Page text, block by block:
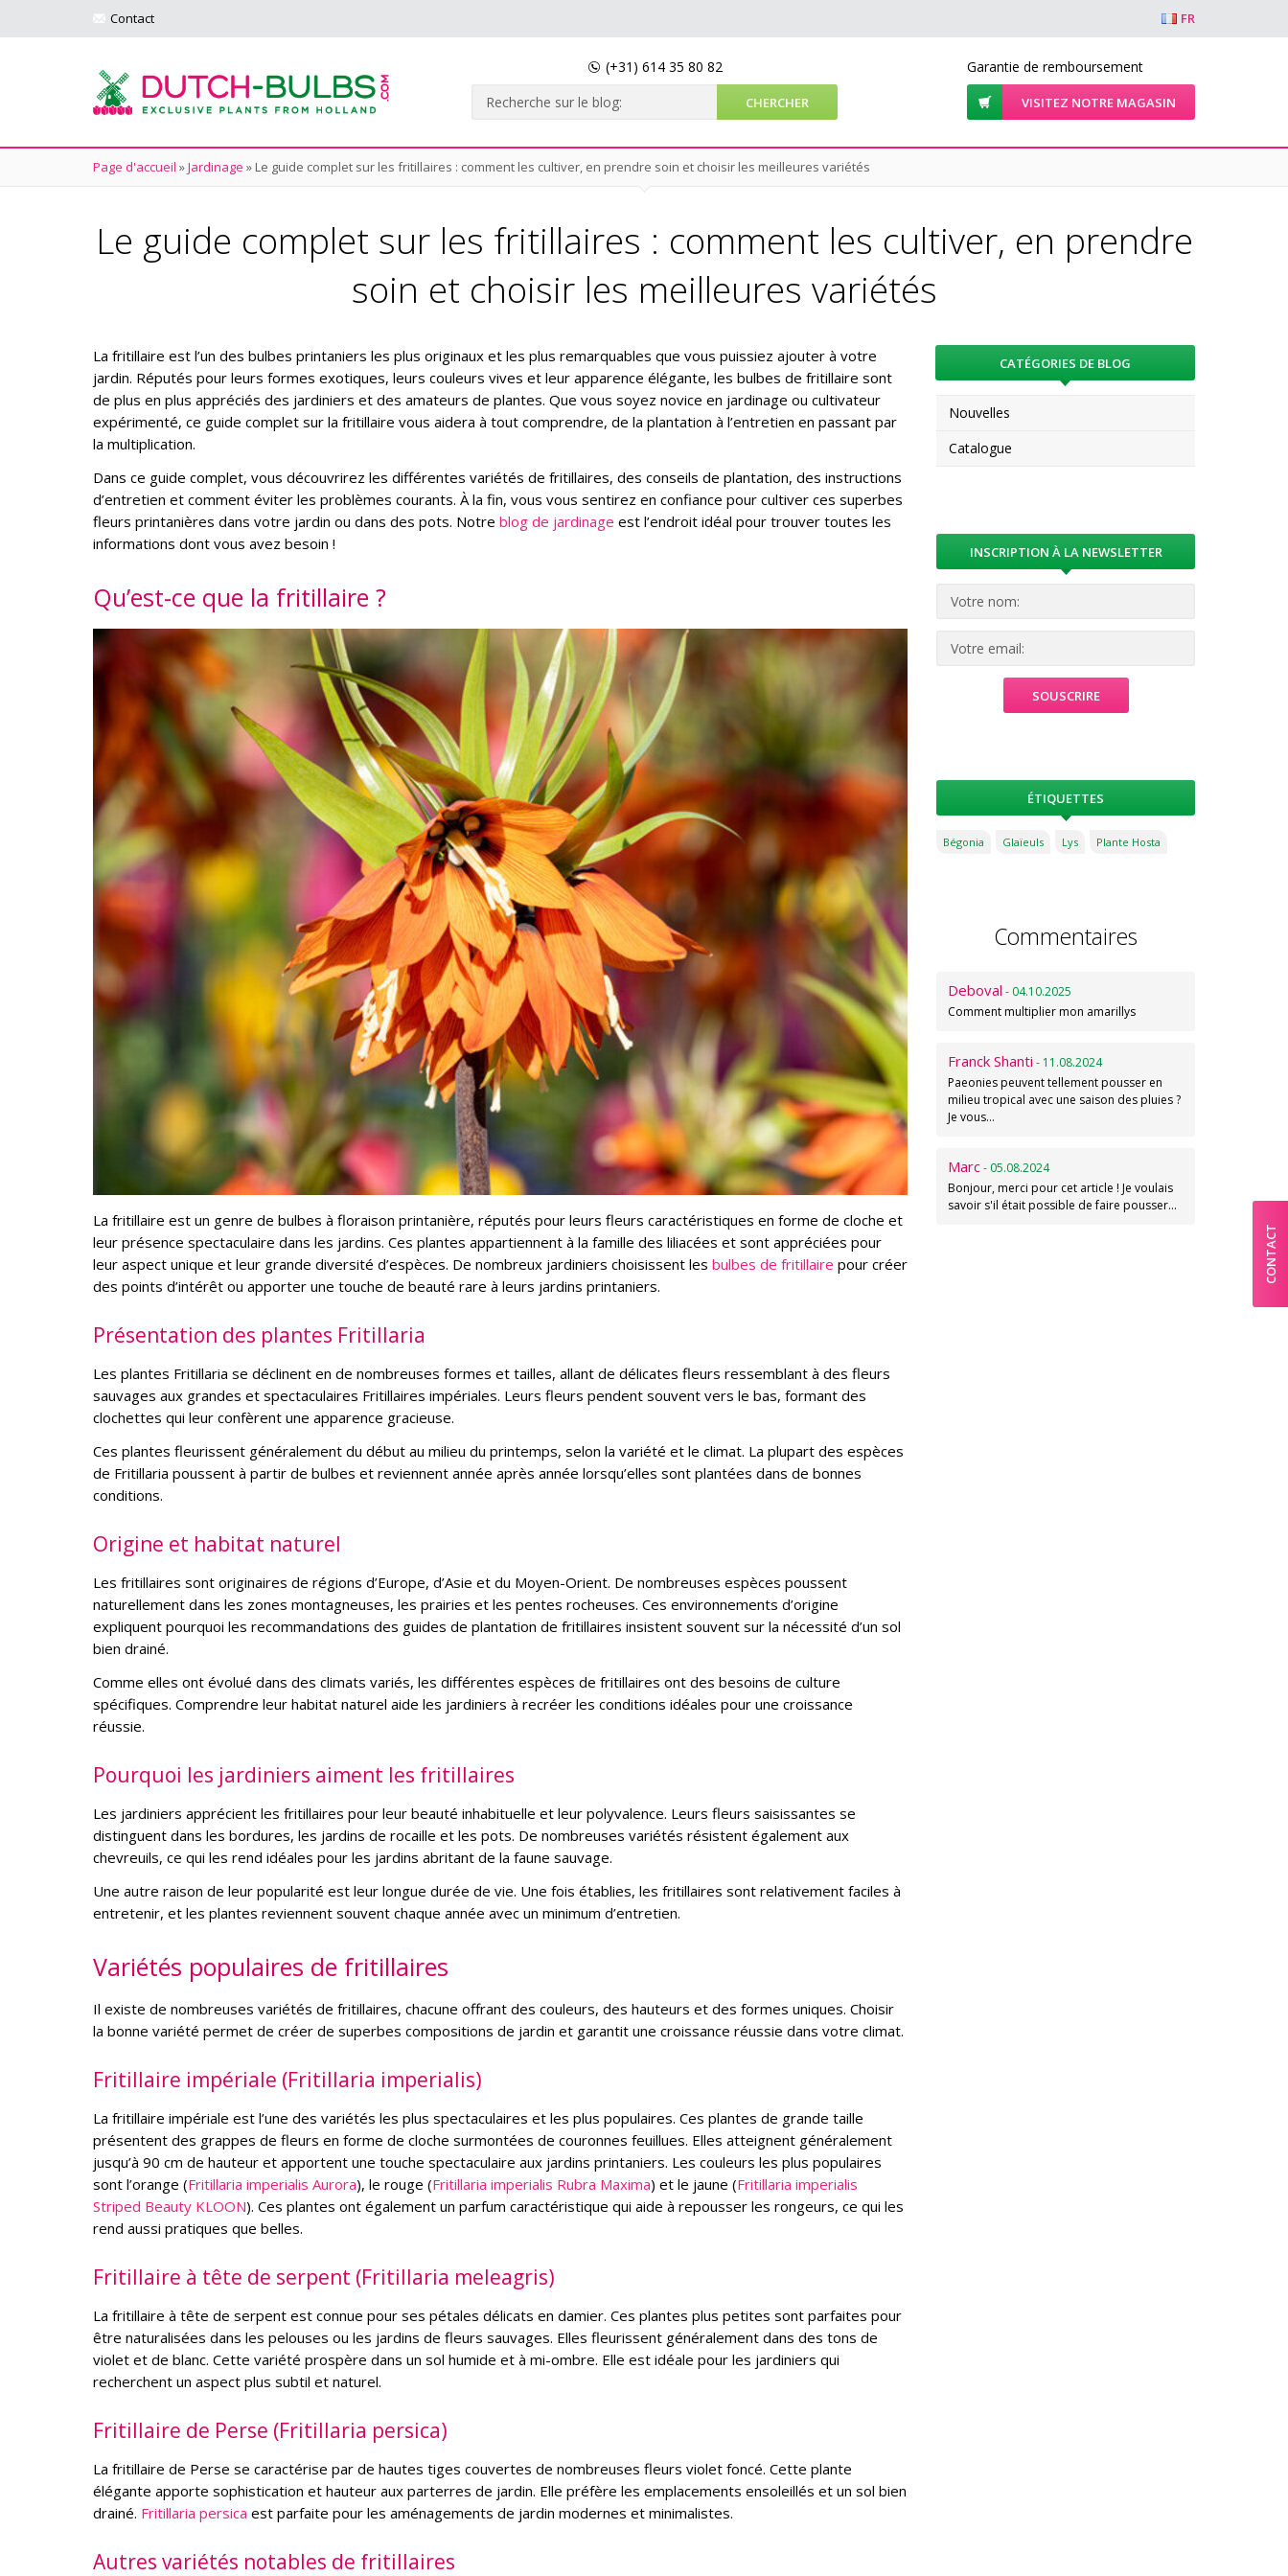
Contact FR
(+31) 614 35 80 82 Garantie de remboursement
VISITEZ NOTRE MAGASIN
Page d'accueil »Jardinage » Le guide complet sur les fritillaires : comment les cultiver, en prendre soin et choisir les meilleures variétés
Le guide complet sur les fritillaires : comment les cultiver, en prendre
soin et choisir les meilleures variétés
La fritillaire est l’un des bulbes printaniers les plus originaux et les plus remarquables que vous puissiez ajouter à votre
jardin. Réputés pour leurs formes exotiques, leurs couleurs vives et leur apparence élégante, les bulbes de fritillaire sont
de plus en plus appréciés des jardiniers et des amateurs de plantes. Que vous soyez novice en jardinage ou cultivateur
expérimenté, ce guide complet sur la fritillaire vous aidera à tout comprendre, de la plantation à l’entretien en passant par
la multiplication.
Dans ce guide complet, vous découvrirez les différentes variétés de fritillaires, des conseils de plantation, des instructions
d’entretien et comment éviter les problèmes courants. À la fin, vous vous sentirez en confiance pour cultiver ces superbes
fleurs printanières dans votre jardin ou dans des pots. Notre blog de jardinage est l’endroit idéal pour trouver toutes les
informations dont vous avez besoin !
Qu’est-ce que la fritillaire ?
La fritillaire est un genre de bulbes à floraison printanière, réputés pour leurs fleurs caractéristiques en forme de cloche et
leur présence spectaculaire dans les jardins. Ces plantes appartiennent à la famille des liliacées et sont appréciées pour
leur aspect unique et leur grande diversité d’espèces. De nombreux jardiniers choisissent les bulbes de fritillaire pour créer
des points d’intérêt ou apporter une touche de beauté rare à leurs jardins printaniers.
Présentation des plantes Fritillaria
Les plantes Fritillaria se déclinent en de nombreuses formes et tailles, allant de délicates fleurs ressemblant à des fleurs
sauvages aux grandes et spectaculaires Fritillaires impériales. Leurs fleurs pendent souvent vers le bas, formant des
clochettes qui leur confèrent une apparence gracieuse.
Ces plantes fleurissent généralement du début au milieu du printemps, selon la variété et le climat. La plupart des espèces
de Fritillaria poussent à partir de bulbes et reviennent année après année lorsqu’elles sont plantées dans de bonnes
conditions.
Origine et habitat naturel
Les fritillaires sont originaires de régions d’Europe, d’Asie et du Moyen-Orient. De nombreuses espèces poussent
naturellement dans les zones montagneuses, les prairies et les pentes rocheuses. Ces environnements d’origine
expliquent pourquoi les recommandations des guides de plantation de fritillaires insistent souvent sur la nécessité d’un sol
bien drainé.
Comme elles ont évolué dans des climats variés, les différentes espèces de fritillaires ont des besoins de culture
spécifiques. Comprendre leur habitat naturel aide les jardiniers à recréer les conditions idéales pour une croissance
réussie.
Pourquoi les jardiniers aiment les fritillaires
Les jardiniers apprécient les fritillaires pour leur beauté inhabituelle et leur polyvalence. Leurs fleurs saisissantes se
distinguent dans les bordures, les jardins de rocaille et les pots. De nombreuses variétés résistent également aux
chevreuils, ce qui les rend idéales pour les jardins abritant de la faune sauvage.
Une autre raison de leur popularité est leur longue durée de vie. Une fois établies, les fritillaires sont relativement faciles à
entretenir, et les plantes reviennent souvent chaque année avec un minimum d’entretien.
Variétés populaires de fritillaires
Il existe de nombreuses variétés de fritillaires, chacune offrant des couleurs, des hauteurs et des formes uniques. Choisir
la bonne variété permet de créer de superbes compositions de jardin et garantit une croissance réussie dans votre climat.
Fritillaire impériale (Fritillaria imperialis)
La fritillaire impériale est l’une des variétés les plus spectaculaires et les plus populaires. Ces plantes de grande taille
présentent des grappes de fleurs en forme de cloche surmontées de couronnes feuillues. Elles atteignent généralement
jusqu’à 90 cm de hauteur et apportent une touche spectaculaire aux jardins printaniers. Les couleurs les plus populaires
sont l’orange (Fritillaria imperialis Aurora), le rouge (Fritillaria imperialis Rubra Maxima) et le jaune (Fritillaria imperialis
Striped Beauty KLOON). Ces plantes ont également un parfum caractéristique qui aide à repousser les rongeurs, ce qui les
rend aussi pratiques que belles.
Fritillaire à tête de serpent (Fritillaria meleagris)
La fritillaire à tête de serpent est connue pour ses pétales délicats en damier. Ces plantes plus petites sont parfaites pour
être naturalisées dans les pelouses ou les jardins de fleurs sauvages. Elles fleurissent généralement dans des tons de
violet et de blanc. Cette variété prospère dans un sol humide et à mi-ombre. Elle est idéale pour les jardiniers qui
recherchent un aspect plus subtil et naturel.
Fritillaire de Perse (Fritillaria persica)
La fritillaire de Perse se caractérise par de hautes tiges couvertes de nombreuses fleurs violet foncé. Cette plante
élégante apporte sophistication et hauteur aux parterres de jardin. Elle préfère les emplacements ensoleillés et un sol bien
drainé. Fritillaria persica est parfaite pour les aménagements de jardin modernes et minimalistes.
Autres variétés notables de fritillaires
CATÉGORIES DE BLOG
Nouvelles
Catalogue
INSCRIPTION À LA NEWSLETTER
ÉTIQUETTES
Bégonia Glaïeuls Lys Plante Hosta
Commentaires
Deboval - 04.10.2025
Comment multiplier mon amarillys
Franck Shanti - 11.08.2024
Paeonies peuvent tellement pousser en
milieu tropical avec une saison des pluies ?
Je vous…
Marc- 05.08.2024
Bonjour, merci pour cet article ! Je voulais
savoir s'il était possible de faire pousser…
CONTACT